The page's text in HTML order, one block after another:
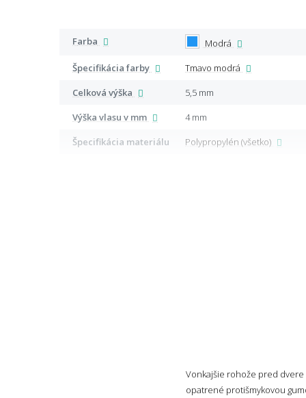
Farba
Modrá
Špecifikácia farby
Tmavo modrá
Celková výška
5,5 mm
Výška vlasu v mm
4 mm
Špecifikácia materiálu
Polypropylén (všetko)
Vonkajšie rohože pred
opatrené protišmykovou